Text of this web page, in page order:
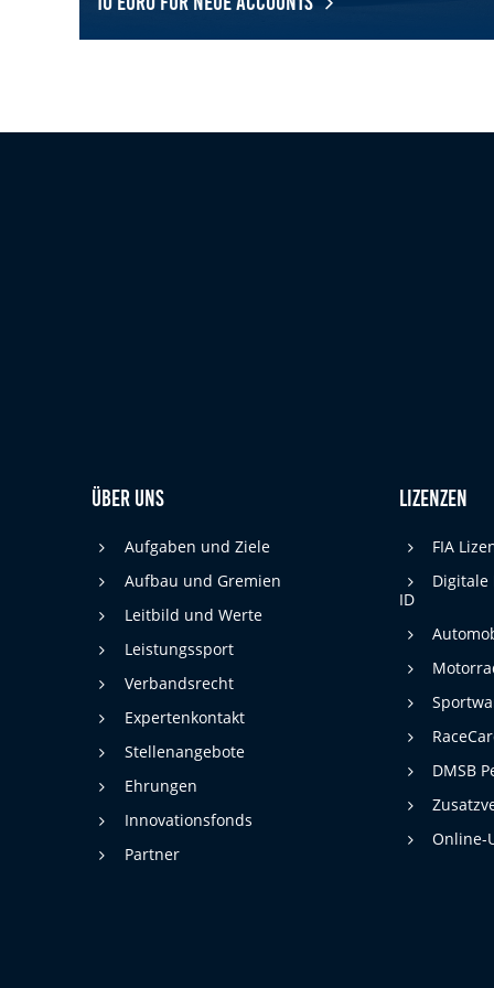
Über uns
Aufgaben und Ziele
Aufbau und Gremien
Leitbild und Werte
Leistungssport
Verbandsrecht
Expertenkontakt
Stellenangebote
Ehrungen
Innovationsfonds
Partner
Lizenzen
FIA
Digitale
ID
DMSB
Online-